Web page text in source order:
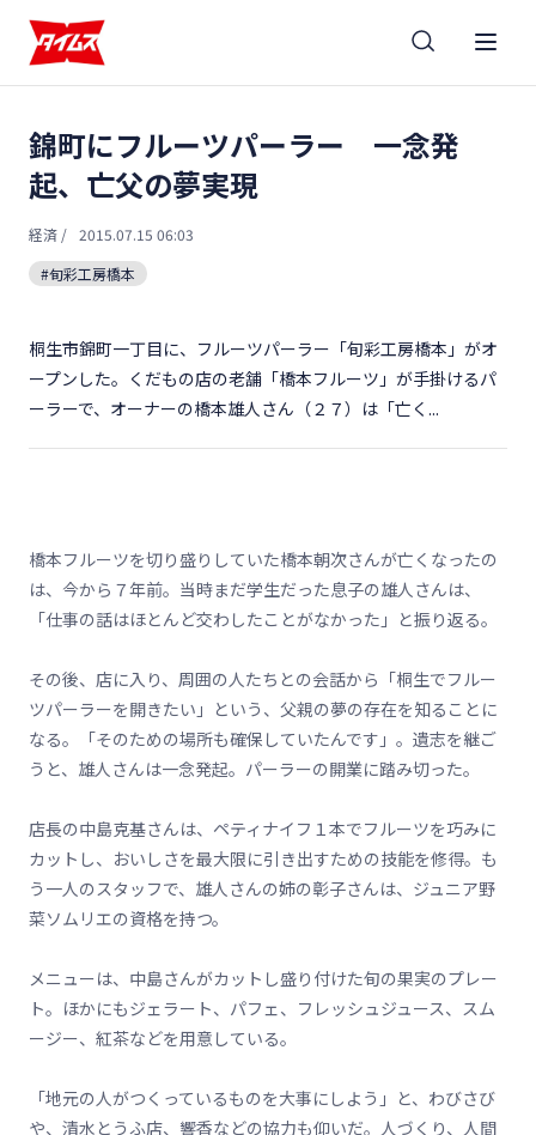
錦町にフルーツパーラー 一念発
起、亡父の夢実現
経済 / 2015.07.15 06:03
#旬彩工房橋本
桐生市錦町一丁目に、フルーツパーラー「旬彩工房橋本」がオ
ープンした。くだもの店の老舗「橋本フルーツ」が手掛けるパ
ーラーで、オーナーの橋本雄人さん（２７）は「亡く...
橋本フルーツを切り盛りしていた橋本朝次さんが亡くなったの
は、今から７年前。当時まだ学生だった息子の雄人さんは、
「仕事の話はほとんど交わしたことがなかった」と振り返る。
その後、店に入り、周囲の人たちとの会話から「桐生でフルー
ツパーラーを開きたい」という、父親の夢の存在を知ることに
なる。「そのための場所も確保していたんです」。遺志を継ご
うと、雄人さんは一念発起。パーラーの開業に踏み切った。
店長の中島克基さんは、ペティナイフ１本でフルーツを巧みに
カットし、おいしさを最大限に引き出すための技能を修得。も
う一人のスタッフで、雄人さんの姉の彰子さんは、ジュニア野
菜ソムリエの資格を持つ。
メニューは、中島さんがカットし盛り付けた旬の果実のプレー
ト。ほかにもジェラート、パフェ、フレッシュジュース、スム
ージー、紅茶などを用意している。
「地元の人がつくっているものを大事にしよう」と、わびさび
や、清水とうふ店、響香などの協力も仰いだ。人づくり、人間